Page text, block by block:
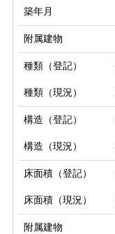
築年月
附属建物
種類（登記）
種類（現況）
構造（登記）
構造（現況）
床面積（登記）
床面積（現況）
附属建物